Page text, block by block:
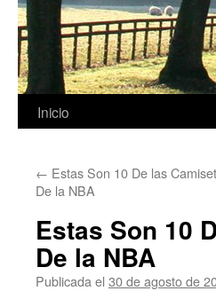
Saltar
contenido
Inicio
← Estas Son 10 De las
De la NBA
Estas Son 10
De la NBA
Publicada el 30 de agosto de